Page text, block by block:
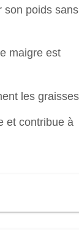
son poids sans
maigre est
les
et contribue à